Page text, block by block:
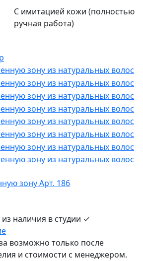
С имитацией кожи (полностью
ручная работа)
зону Арт. 186
наличия в студии ✓
возможно только после
и стоимости с менеджером.